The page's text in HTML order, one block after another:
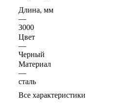
Длина, мм
—
3000
Цвет
—
Черный
Материал
—
сталь
Все характеристики